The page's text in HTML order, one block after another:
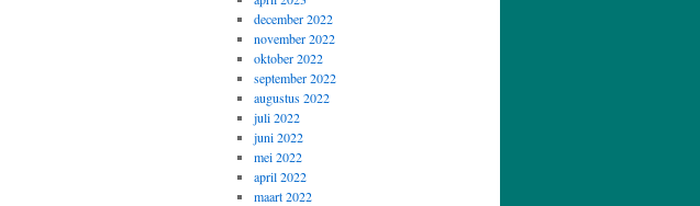
december 2022
november 2022
oktober 2022
september 2022
augustus 2022
juli 2022
juni 2022
mei 2022
april 2022
maart 2022